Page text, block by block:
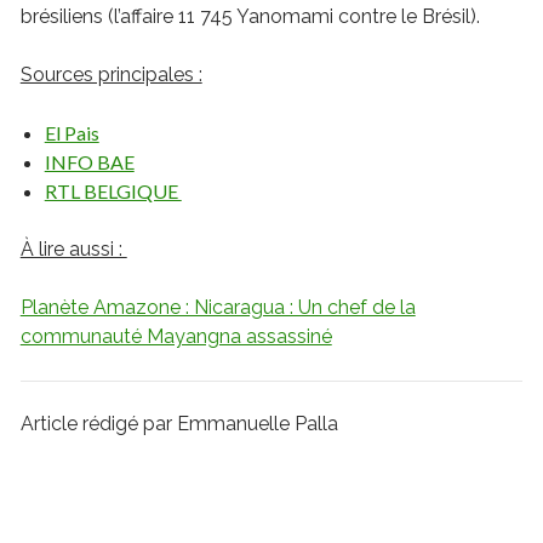
brésiliens (l’affaire 11 745 Yanomami contre le Brésil).
Sources principales :
El Pais
INFO BAE
RTL BELGIQUE
À lire aussi :
Planète Amazone : Nicaragua : Un chef de la
communauté Mayangna assassiné
Article rédigé par Emmanuelle Palla